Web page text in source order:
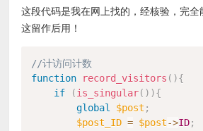
这段代码是我在网上找的，经核验，完
这留作后用！
//计访问计数
function
record_visitors ( ){
if
(is_singular( ) ){
global
$post ;
$post_ID = $post->ID;